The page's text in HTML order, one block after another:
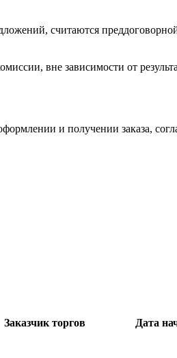
считаются
вне зависимости от
и получении заказа,
Заказчик торгов Дата